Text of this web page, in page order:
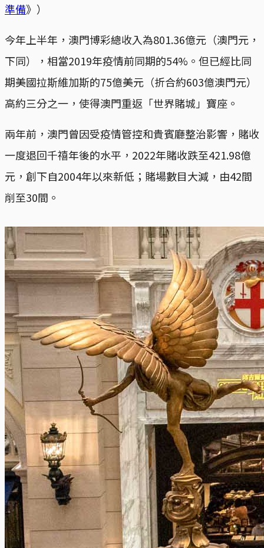
準備》）
今年上半年，澳門博彩總收入為801.36億元（澳門元，
下同），相當2019年疫情前同期的54%。但已經比同
期美國拉斯維加斯的75億美元（折合約603億澳門元）
高約三分之一，使得澳門重返「世界賭城」寶座。
兩年前，澳門曾因受疫情管控和貴賓廳整治影響，賭收
一度退回千禧年後的水平，2022年賭收跌至421.98億
元，創下自2004年以來新低；賭場數目大減，由42間
削至30間。